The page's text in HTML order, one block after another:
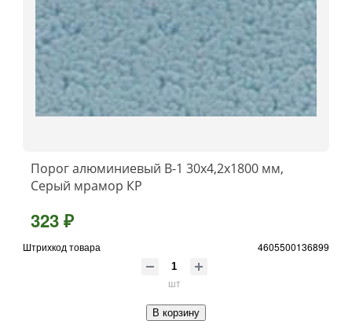
Порог алюминиевый B-1 30х4,2x1800 мм,
Серый мрамор КР
323 ₽
Штрихкод товара 4605500136899
шт
В корзину